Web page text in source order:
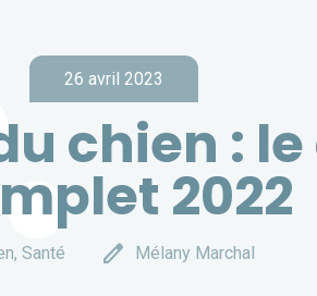
26 avril 2023
chien :
2022
Santé edit Mélany Marchal